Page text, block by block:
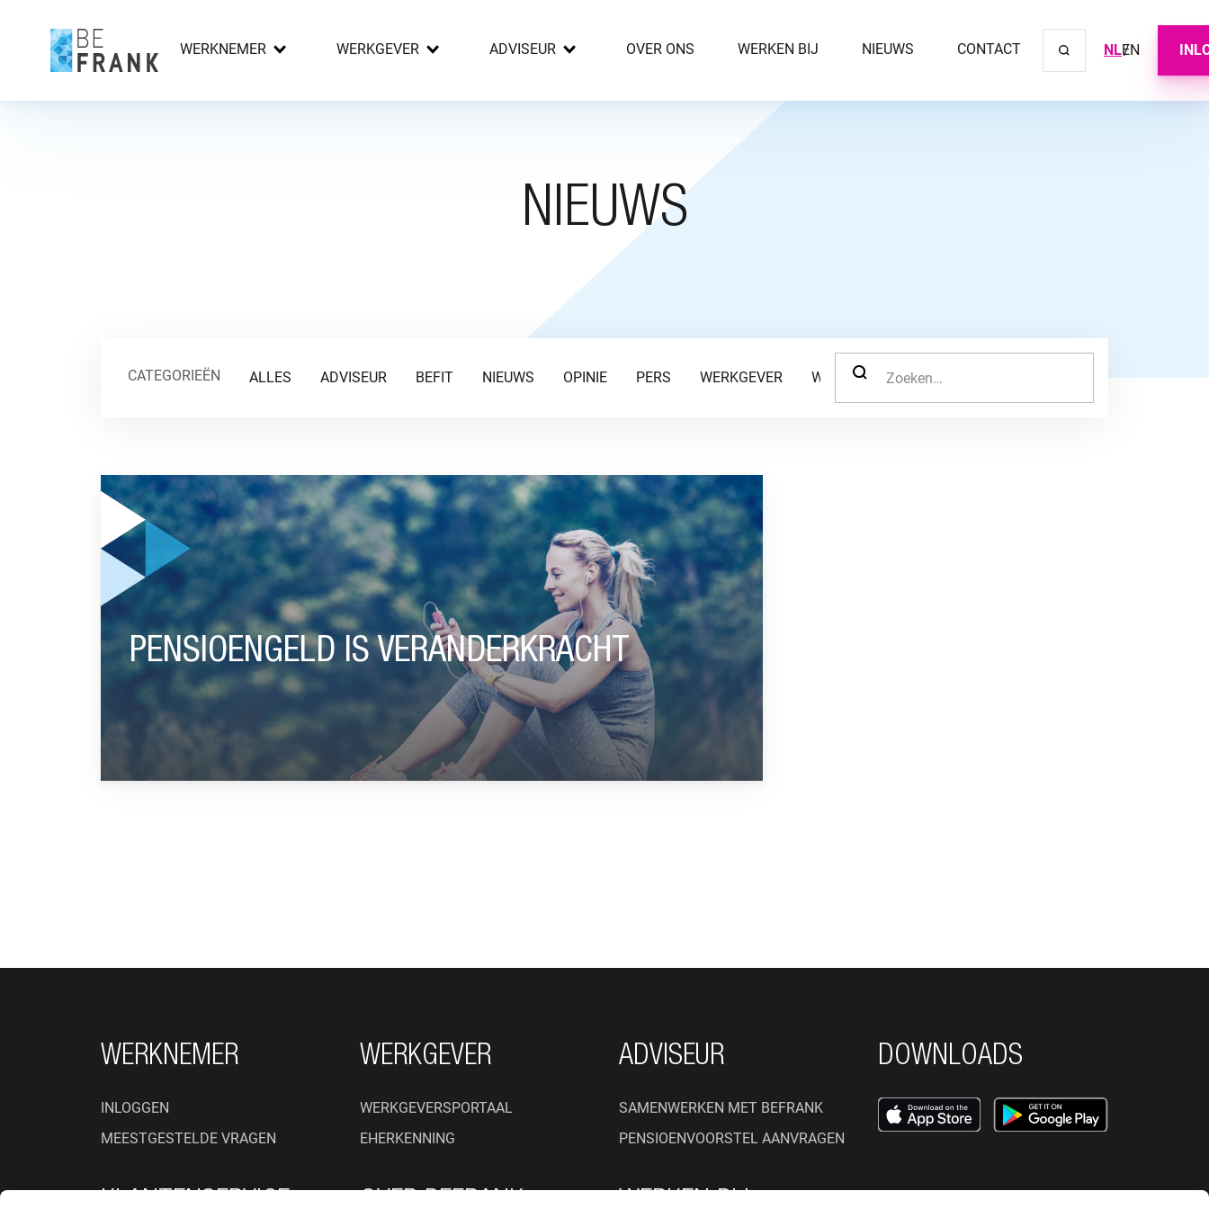
WERKNEMER WERKGEVER ADVISEUR OVER ONS WERKEN BIJ NIEUWS CONTACT NLEN
NIEUWS
CATEGORIEËN ALLES ADVISEUR BEFIT NIEUWS OPINIE PERS WERKGEVER WERKNEMER
ZOEK NAAR:
GA NAAR “PENSIOENGELD IS VERANDERKRACHT”
PENSIOENGELD IS VERANDERKRACHT
FOOTER NAVIGATIE
WERKNEMER
INLOGGEN
MEESTGESTELDE VRAGEN
WERKGEVER
WERKGEVERSPORTAAL
EHERKENNING
ADVISEUR
SAMENWERKEN MET BEFRANK
PENSIOENVOORSTEL AANVRAGEN
DOWNLOADS
Sluit